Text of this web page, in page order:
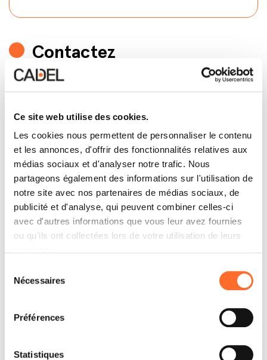
Ce site web utilise des cookies.
Les cookies nous permettent de personnaliser le contenu
et les annonces, d'offrir des fonctionnalités relatives aux
médias sociaux et d'analyser notre trafic. Nous
partageons également des informations sur l'utilisation de
notre site avec nos partenaires de médias sociaux, de
publicité et d'analyse, qui peuvent combiner celles-ci
avec d'autres informations que vous leur avez fournies
ou qu'ils ont collectées lors de votre utilisation de leurs
Nécessaires
Préférences
Statistiques
Contactez